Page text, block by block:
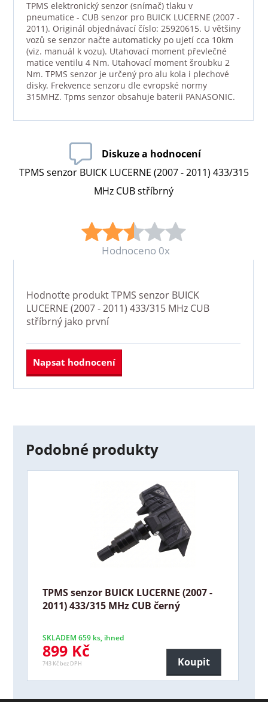
TPMS elektronický senzor (snímač) tlaku v
pneumatice - CUB senzor pro BUICK LUCERNE (2007 -
2011). Originál objednávací číslo: 25920615. U většiny
vozů se senzor načte automaticky po ujetí cca 10km
(viz. manuál k vozu). Utahovací moment převlečné
matice ventilu 4 Nm. Utahovací moment šroubku 2
Nm. TPMS senzor je určený pro alu kola i plechové
disky. Frekvence senzoru dle evropské normy
315MHZ. Tpms senzor obsahuje baterii PANASONIC.
Diskuze a hodnocení
TPMS senzor BUICK LUCERNE (2007 - 2011) 433/315
MHz CUB stříbrný
Hodnoceno 0x
Hodnoťte produktTPMS senzor BUICK
LUCERNE (2007 - 2011) 433/315 MHz CUB
stříbrnýjako první
Napsat hodnocení
Podobné produkty
TPMS senzor BUICK LUCERNE (2007 -
2011) 433/315 MHz CUB černý
SKLADEM 659 ks, ihned
899 Kč
743 Kč bez DPH Koupit